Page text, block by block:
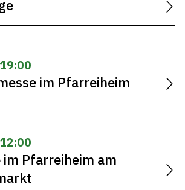
im Pfarreiheim
Pfarreiheim am